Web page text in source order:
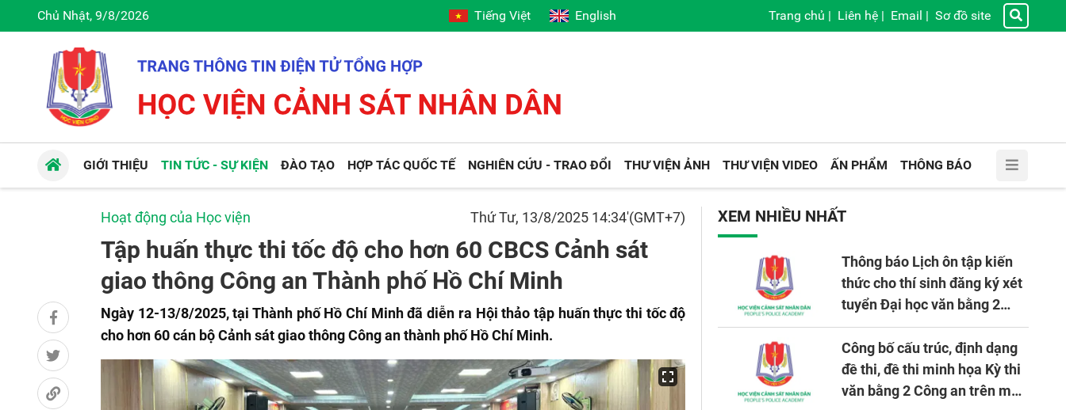
Chủ Nhật, 9/8/2026 Tiếng Việt English Trang chủ | Liên hệ | Email | Sơ đồ site
GIỚI THIỆU TIN TỨC - SỰ KIỆN ĐÀO TẠO HỢP TÁC QUỐC TẾ NGHIÊN CỨU - TRAO ĐỔI THƯ VIỆN ẢNH THƯ VIỆN VIDEO ẤN PHẨM THÔNG BÁO
Hoạt động của Học viện Thứ Tư, 13/8/2025 14:34'(GMT+7)
Tập huấn thực thi tốc độ cho hơn 60 CBCS Cảnh sát
giao thông Công an Thành phố Hồ Chí Minh
Ngày 12-13/8/2025, tại Thành phố Hồ Chí Minh đã diễn ra Hội thảo tập huấn thực thi tốc độ
cho hơn 60 cán bộ Cảnh sát giao thông Công an thành phố Hồ Chí Minh.
XEM NHIỀU NHẤT
Thông báo Lịch ôn tập kiến
thức cho thí sinh đăng ký xét
tuyển Đại học văn bằng 2
tuyển mới, mở tại Học viện
CSND năm học 2026 - 2027
Công bố cấu trúc, định dạng
đề thi, đề thi minh họa Kỳ thi
văn bằng 2 Công an trên máy